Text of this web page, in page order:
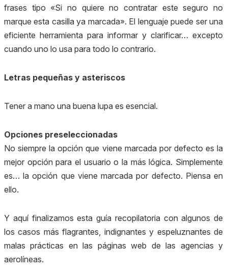
frases tipo «Si no quiere no contratar este seguro no
marque esta casilla ya marcada». El lenguaje puede ser una
eficiente herramienta para informar y clarificar… excepto
cuando uno lo usa para todo lo contrario.
Letras pequeñas y asteriscos
Tener a mano una buena lupa es esencial.
Opciones preseleccionadas
No siempre la opción que viene marcada por defecto es la
mejor opción para el usuario o la más lógica. Simplemente
es… la opción que viene marcada por defecto. Piensa en
ello.
Y aquí finalizamos esta guía recopilatoria con algunos de
los casos más flagrantes, indignantes y espeluznantes de
malas prácticas en las páginas web de las agencias y
aerolíneas.